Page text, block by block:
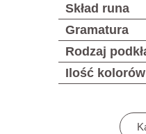
Skład runa
Gramatura
Rodzaj
Ilość kolorów